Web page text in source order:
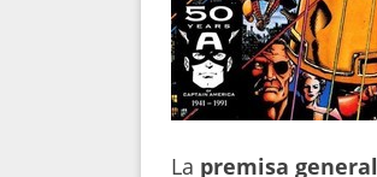
La premisa general